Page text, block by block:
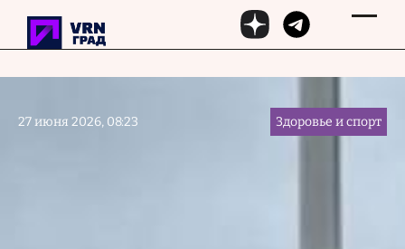
Перейти к основному содержанию
27 июня 2026, 08:23 Здоровье и спорт